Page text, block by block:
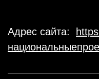
Адрес сайта: